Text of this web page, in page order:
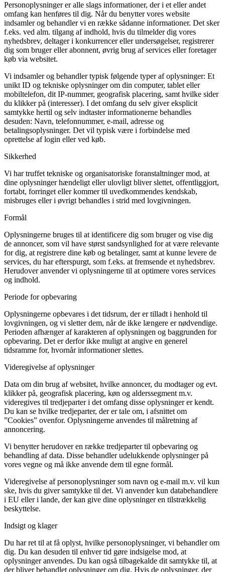
Personoplysninger er alle slags informationer, der i et eller andet
omfang kan henføres til dig. Når du benytter vores website
indsamler og behandler vi en række sådanne informationer. Det sker
f.eks. ved alm. tilgang af indhold, hvis du tilmelder dig vores
nyhedsbrev, deltager i konkurrencer eller undersøgelser, registrerer
dig som bruger eller abonnent, øvrig brug af services eller foretager
køb via websitet.
Vi indsamler og behandler typisk følgende typer af oplysninger: Et
unikt ID og tekniske oplysninger om din computer, tablet eller
mobiltelefon, dit IP-nummer, geografisk placering, samt hvilke sider
du klikker på (interesser). I det omfang du selv giver eksplicit
samtykke hertil og selv indtaster informationerne behandles
desuden: Navn, telefonnummer, e-mail, adresse og
betalingsoplysninger. Det vil typisk være i forbindelse med
oprettelse af login eller ved køb.
Sikkerhed
Vi har truffet tekniske og organisatoriske foranstaltninger mod, at
dine oplysninger hændeligt eller ulovligt bliver slettet, offentliggjort,
fortabt, forringet eller kommer til uvedkommendes kendskab,
misbruges eller i øvrigt behandles i strid med lovgivningen.
Formål
Oplysningerne bruges til at identificere dig som bruger og vise dig
de annoncer, som vil have størst sandsynlighed for at være relevante
for dig, at registrere dine køb og betalinger, samt at kunne levere de
services, du har efterspurgt, som f.eks. at fremsende et nyhedsbrev.
Herudover anvender vi oplysningerne til at optimere vores services
og indhold.
Periode for opbevaring
Oplysningerne opbevares i det tidsrum, der er tilladt i henhold til
lovgivningen, og vi sletter dem, når de ikke længere er nødvendige.
Perioden afhænger af karakteren af oplysningen og baggrunden for
opbevaring. Det er derfor ikke muligt at angive en generel
tidsramme for, hvornår informationer slettes.
Videregivelse af oplysninger
Data om din brug af websitet, hvilke annoncer, du modtager og evt.
klikker på, geografisk placering, køn og alderssegment m.v.
videregives til tredjeparter i det omfang disse oplysninger er kendt.
Du kan se hvilke tredjeparter, der er tale om, i afsnittet om
”Cookies” ovenfor. Oplysningerne anvendes til målretning af
annoncering.
Vi benytter herudover en række tredjeparter til opbevaring og
behandling af data. Disse behandler udelukkende oplysninger på
vores vegne og må ikke anvende dem til egne formål.
Videregivelse af personoplysninger som navn og e-mail m.v. vil kun
ske, hvis du giver samtykke til det. Vi anvender kun databehandlere
i EU eller i lande, der kan give dine oplysninger en tilstrækkelig
beskyttelse.
Indsigt og klager
Du har ret til at få oplyst, hvilke personoplysninger, vi behandler om
dig. Du kan desuden til enhver tid gøre indsigelse mod, at
oplysninger anvendes. Du kan også tilbagekalde dit samtykke til, at
der bliver behandlet oplysninger om dig. Hvis de oplysninger, der